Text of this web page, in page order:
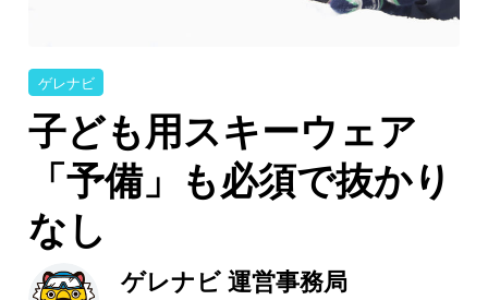
ゲレナビ
子ども用スキーウェア
「予備」も必須で抜かり
なし
ゲレナビ 運営事務局